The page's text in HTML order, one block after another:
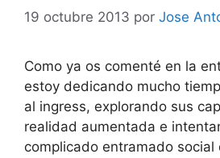
19 octubre 2013 por Jose
Como ya os comenté en la
estoy dedicando mucho
al ingress, explorando sus
realidad aumentada e
complicado entramado social